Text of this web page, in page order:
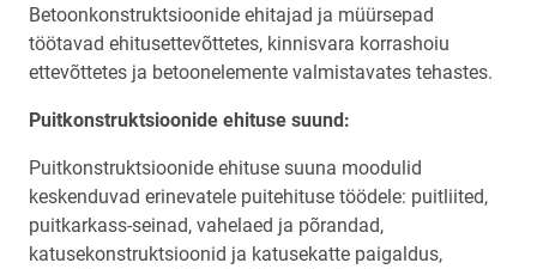
Betoonkonstruktsioonide ehitajad ja müürsepad
töötavad ehitusettevõttetes, kinnisvara korrashoiu
ettevõttetes ja betoonelemente valmistavates tehastes.
Puitkonstruktsioonide ehituse suund:
Puitkonstruktsioonide ehituse suuna moodulid
keskenduvad erinevatele puitehituse töödele: puitliited,
puitkarkass-seinad, vahelaed ja põrandad,
katusekonstruktsioonid ja katusekatte paigaldus,